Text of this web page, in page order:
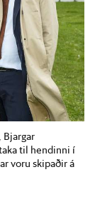
til hendinni í
voru skipaðir á